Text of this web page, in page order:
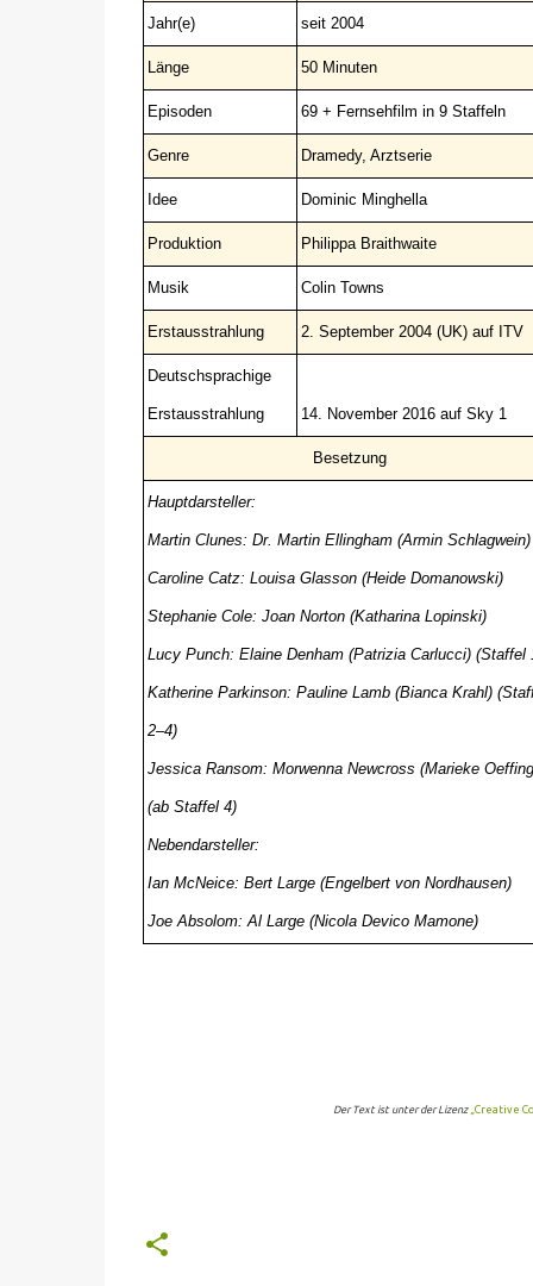
Jahr(e) seit 2004
Länge 50 Minuten
Episoden 69 + Fernsehfilm in 9 Staffeln
Genre Dramedy, Arztserie
Idee Dominic Minghella
Produktion Philippa Braithwaite
Musik Colin Towns
Erstausstrahlung 2. September 2004 (UK) auf ITV
Deutschsprachige
Erstausstrahlung 14. November 2016 auf Sky 1
Besetzung
Hauptdarsteller:
Martin Clunes: Dr. Martin Ellingham (Armin Schlagwein)
Caroline Catz: Louisa Glasson (Heide Domanowski)
Stephanie Cole: Joan Norton (Katharina Lopinski)
Lucy Punch: Elaine Denham (Patrizia Carlucci) (Staffel
Katherine Parkinson: Pauline Lamb (Bianca Krahl)
2–4)
Jessica Ransom: Morwenna Newcross (Marieke
(ab Staffel 4)
Nebendarsteller:
Ian McNeice: Bert Large (Engelbert von Nordhausen)
Joe Absolom: Al Large (Nicola Devico Mamone)
Der Text ist unter der Lizenz „Creative